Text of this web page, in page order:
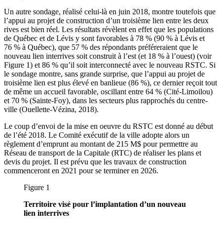
Un autre sondage, réalisé celui-là en juin 2018, montre toutefois que
l’appui au projet de construction d’un troisième lien entre les deux
rives est bien réel. Les résultats révèlent en effet que les populations
de Québec et de Lévis y sont favorables à 78 % (90 % à Lévis et
76 % à Québec), que 57 % des répondants préféreraient que le
nouveau lien interrives soit construit à l’est (et 18 % à l’ouest) (voir
Figure 1) et 86 % qu’il soit interconnecté avec le nouveau RSTC. Si
le sondage montre, sans grande surprise, que l’appui au projet de
troisième lien est plus élevé en banlieue (86 %), ce dernier reçoit tout
de même un accueil favorable, oscillant entre 64 % (Cité-Limoilou)
et 70 % (Sainte-Foy), dans les secteurs plus rapprochés du centre-
ville (Ouellette-Vézina, 2018).
Le coup d’envoi de la mise en oeuvre du RSTC est donné au début
de l’été 2018. Le Comité exécutif de la ville adopte alors un
règlement d’emprunt au montant de 215 M$ pour permettre au
Réseau de transport de la Capitale (RTC) de réaliser les plans et
devis du projet. Il est prévu que les travaux de construction
commenceront en 2021 pour se terminer en 2026.
Figure 1
Territoire visé pour l’implantation d’un nouveau
lien interrives